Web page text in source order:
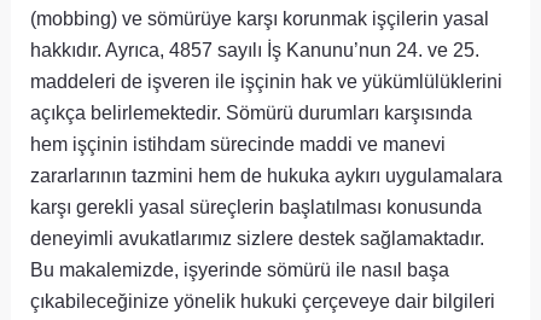
(mobbing) ve sömürüye karşı korunmak işçilerin yasal
hakkıdır. Ayrıca, 4857 sayılı İş Kanunu’nun 24. ve 25.
maddeleri de işveren ile işçinin hak ve yükümlülüklerini
açıkça belirlemektedir. Sömürü durumları karşısında
hem işçinin istihdam sürecinde maddi ve manevi
zararlarının tazmini hem de hukuka aykırı uygulamalara
karşı gerekli yasal süreçlerin başlatılması konusunda
deneyimli avukatlarımız sizlere destek sağlamaktadır.
Bu makalemizde, işyerinde sömürü ile nasıl başa
çıkabileceğinize yönelik hukuki çerçeveye dair bilgileri